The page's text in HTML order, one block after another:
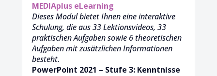
MEDIAplus eLearning
Dieses Modul bietet Ihnen eine interaktive
Schulung, die aus 33 Lektionsvideos, 33
praktischen Aufgaben sowie 6 theoretischen
Aufgaben mit zusätzlichen Informationen
besteht.
PowerPoint 2021 – Stufe 3: Kenntnisse